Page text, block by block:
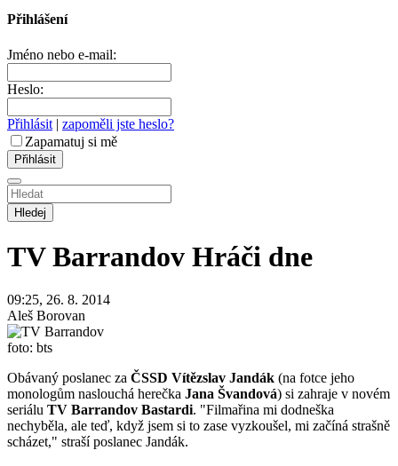
Přihlášení
Jméno nebo e-mail:
Heslo:
Přihlásit | zapoměli jste heslo?
Zapamatuj si mě
Hledej
TV Barrandov Hráči dne
09:25, 26. 8. 2014
Aleš Borovan
foto: bts
Obávaný poslanec za ČSSD Vítězslav Jandák (na fotce jeho
monologům naslouchá herečka Jana Švandová) si zahraje v novém
seriálu TV Barrandov Bastardi. "Filmařina mi dodneška
nechyběla, ale teď, když jsem si to zase vyzkoušel, mi začíná strašně
scházet," straší poslanec Jandák.